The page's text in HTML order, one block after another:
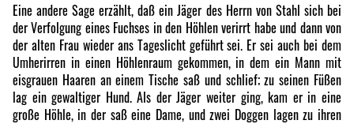
Eine andere Sage erzählt, daß ein Jäger des Herrn von Stahl sich bei
der Verfolgung eines Fuchses in den Höhlen verirrt habe und dann von
der alten Frau wieder ans Tageslicht geführt sei. Er sei auch bei dem
Umherirren in einen Höhlenraum gekommen, in dem ein Mann mit
eisgrauen Haaren an einem Tische saß und schlief; zu seinen Füßen
lag ein gewaltiger Hund. Als der Jäger weiter ging, kam er in eine
große Höhle, in der saß eine Dame, und zwei Doggen lagen zu ihren